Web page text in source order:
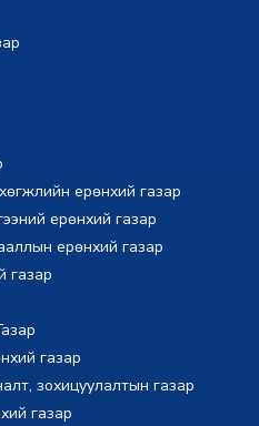
ерөнхий газар
ерөнхий газар
ерөнхий газар
газар
газар
зохицуулалтын газар
газар